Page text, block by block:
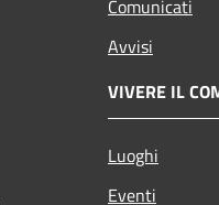
Comunicati
Avvisi
VIVERE IL
Luoghi
Eventi